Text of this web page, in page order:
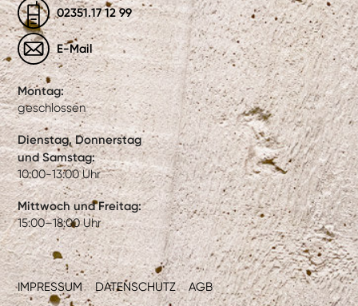
IMPRESSUM DATENSCHUTZ AGB
02351.17 12 99
E-Mail
Montag:
geschlossen
Dienstag, Donnerstag
und Samstag:
10:00-13:00 Uhr
Mittwoch und Freitag:
15:00–18:00 Uhr